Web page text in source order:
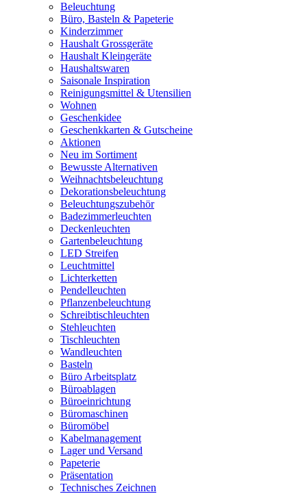
Beleuchtung
Büro, Basteln & Papeterie
Kinderzimmer
Haushalt Grossgeräte
Haushalt Kleingeräte
Haushaltswaren
Saisonale Inspiration
Reinigungsmittel & Utensilien
Wohnen
Geschenkidee
Geschenkkarten & Gutscheine
Aktionen
Neu im Sortiment
Bewusste Alternativen
Weihnachtsbeleuchtung
Dekorationsbeleuchtung
Beleuchtungszubehör
Badezimmerleuchten
Deckenleuchten
Gartenbeleuchtung
LED Streifen
Leuchtmittel
Lichterketten
Pendelleuchten
Pflanzenbeleuchtung
Schreibtischleuchten
Stehleuchten
Tischleuchten
Wandleuchten
Basteln
Büro Arbeitsplatz
Büroablagen
Büroeinrichtung
Büromaschinen
Büromöbel
Kabelmanagement
Lager und Versand
Papeterie
Präsentation
Technisches Zeichnen